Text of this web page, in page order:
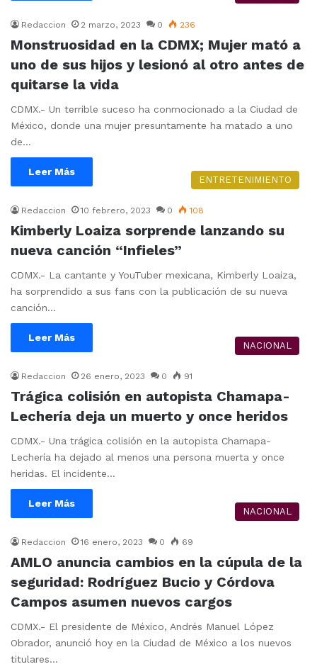
Redaccion 2 marzo, 2023 0 236
Monstruosidad en la CDMX; Mujer mató a
uno de sus hijos y lesionó al otro antes de
quitarse la vida
CDMX.- Un terrible suceso ha conmocionado a la Ciudad de
México, donde una mujer presuntamente ha matado a uno
de…
Leer Más
ENTRETENIMIENTO
Redaccion 10 febrero, 2023 0 108
Kimberly Loaiza sorprende lanzando su
nueva canción “Infieles”
CDMX.- La cantante y YouTuber mexicana, Kimberly Loaiza,
ha sorprendido a sus fans con la publicación de su nueva
canción…
Leer Más
NACIONAL
Redaccion 26 enero, 2023 0 91
Trágica colisión en autopista Chamapa-
Lechería deja un muerto y once heridos
CDMX.- Una trágica colisión en la autopista Chamapa-
Lechería ha dejado al menos una persona muerta y once
heridas. El incidente…
Leer Más
NACIONAL
Redaccion 16 enero, 2023 0 69
AMLO anuncia cambios en la cúpula de la
seguridad: Rodríguez Bucio y Córdova
Campos asumen nuevos cargos
CDMX.- El presidente de México, Andrés Manuel López
Obrador, anunció hoy en la Ciudad de México a los nuevos
titulares…